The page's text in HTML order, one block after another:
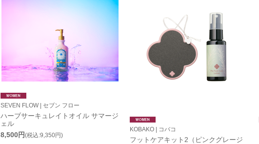
SEVEN FLOW | セブン フロー
ハーブサーキュレイトオイル サマージ
ェル
8,500円(税込:9,350円)
KOBAKO | コバコ
フットケアキット2（ピンクグレージ